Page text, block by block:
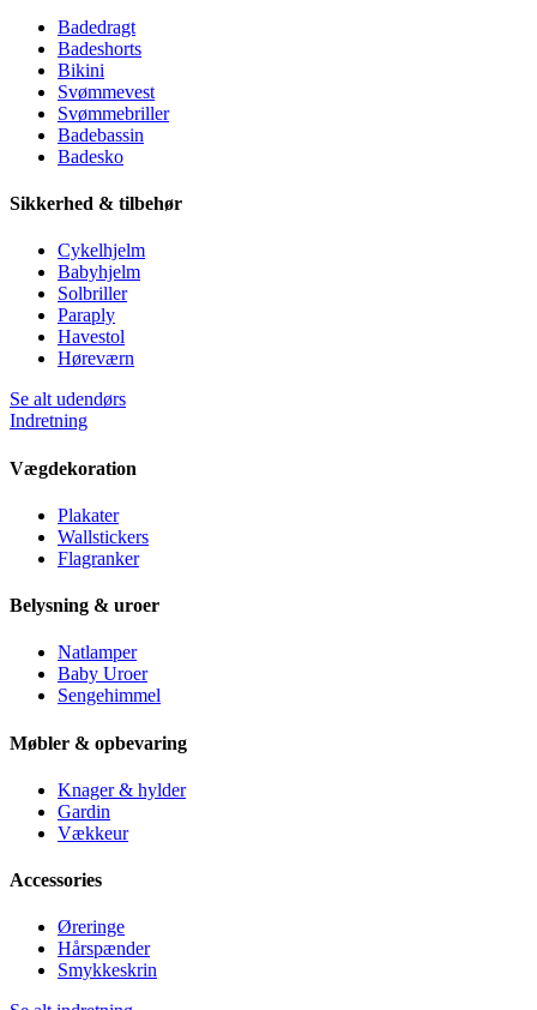
Badedragt
Badeshorts
Bikini
Svømmevest
Svømmebriller
Badebassin
Badesko
Sikkerhed & tilbehør
Cykelhjelm
Babyhjelm
Solbriller
Paraply
Havestol
Høreværn
Se alt udendørs
Indretning
Vægdekoration
Plakater
Wallstickers
Flagranker
Belysning & uroer
Natlamper
Baby Uroer
Sengehimmel
Møbler & opbevaring
Knager & hylder
Gardin
Vækkeur
Accessories
Øreringe
Hårspænder
Smykkeskrin